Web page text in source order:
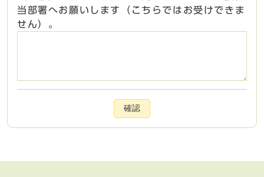
当部署へお願いします（こちらではお受けできま
せん）。
確認